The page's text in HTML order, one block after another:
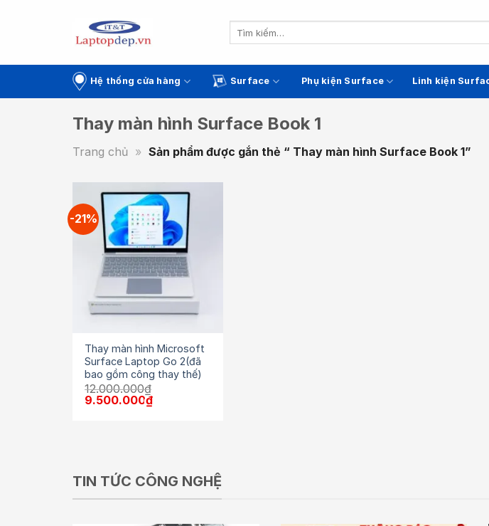
Hệ thống cửa hàng Surface Phụ kiện Surface Linh kiện
Thay màn hình Surface Book 1
Trang chủ » Sản phẩm được gắn thẻ “ Thay màn hình Surface Book 1”
-21%
Thay màn hình Microsoft
Surface Laptop Go 2(đã
bao gồm công thay thế)
12.000.000₫
Giá
9.500.000₫Giá
TIN TỨC CÔNG NGHỆ